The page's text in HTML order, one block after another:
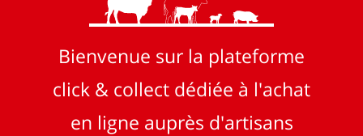
Bienvenue sur la plateforme
click & collect dédiée à l'achat
en ligne auprès d'artisans